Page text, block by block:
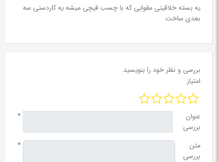
یه بسته خلاقیتی مقوایی که با چسب قیچی میشه یه کاردستی سه
بعدی ساخت
بررسی و نظر خود را بنویسید
امتیاز
عنوان
بررسی
*
متن
بررسی
*